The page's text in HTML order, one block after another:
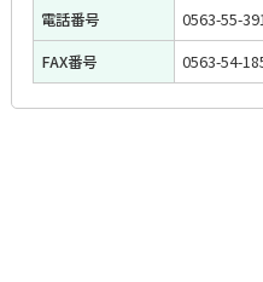
電話番号
0563-55-
FAX番号
0563-54-